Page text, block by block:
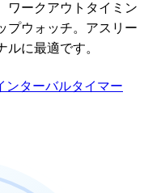
ワークアウトタイミン
プウォッチ。アスリー
ルに最適です。
ンターバルタイマー